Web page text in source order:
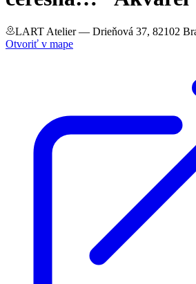
LART Atelier— Drieňová 37, 82102
Otvoriť v mape